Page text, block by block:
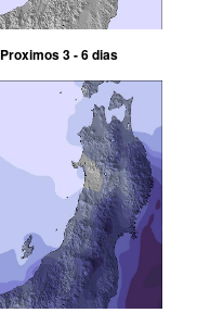
Proximos 3 - 6 dias